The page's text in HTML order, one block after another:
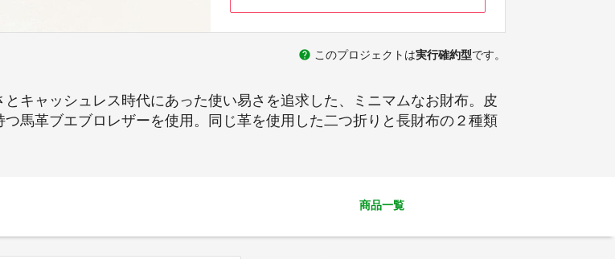
help このプロジェクトは実行確約型です。
キャッシュレス時代にあった使い易さを追求した、ミニマムなお財布。皮
馬革ブエブロレザーを使用。同じ革を使用した二つ折りと長財布の２種類
商品一覧